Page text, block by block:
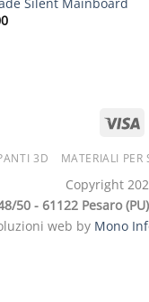
3D MATERIALI PER
Copyright
50 - 61122 Pesaro
web by Mono